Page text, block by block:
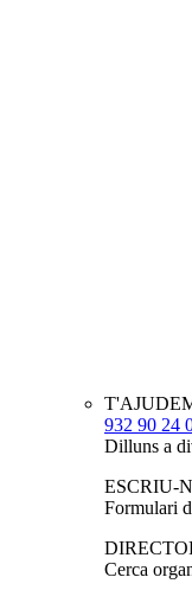
932 90 24
Dilluns a
ESCRIU-
Formulari
Cerca